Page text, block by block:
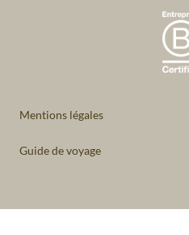
Mentions légales
Guide de voyage